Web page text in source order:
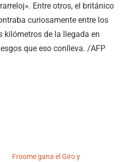
Entre otros, el británico
curiosamente entre los
kilómetros de la llegada en
que eso conlleva. /AFP
Froome gana el Giro y